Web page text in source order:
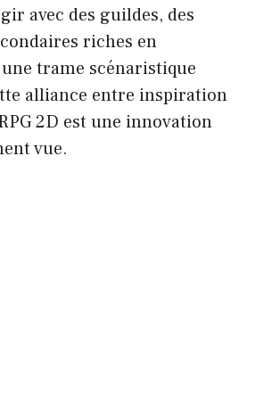
avec des guildes, des
riches en
trame scénaristique
alliance entre inspiration
2D est une innovation
vue.